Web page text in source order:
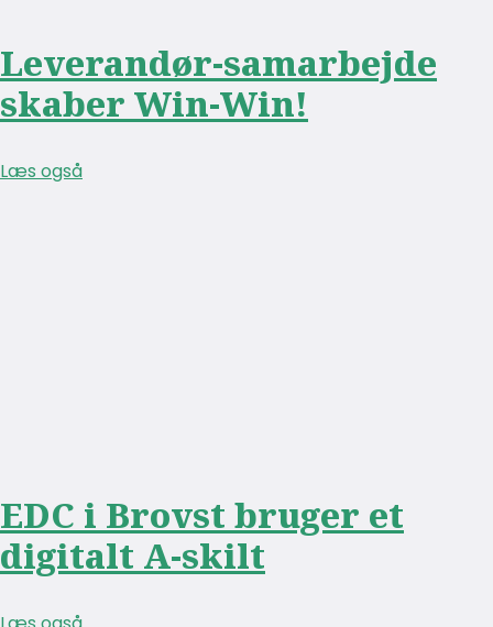
Leverandør-samarbejde
skaber Win-Win!
Læs også
EDC i Brovst bruger et
digitalt A-skilt